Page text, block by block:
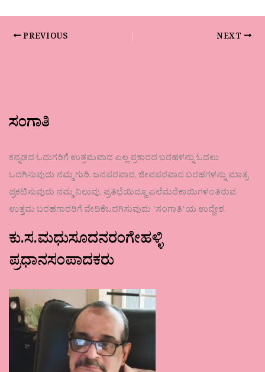
PREVIOUS NEXT
ಸಂಗಾತಿ
ಕನ್ನಡದ ಓದುಗರಿಗೆ ಉತ್ತಮವಾದ ಎಲ್ಲ ಪ್ರಕಾರದ ಬರಹಳನ್ನು ಓದಲು
ಒದಗಿಸುವುದು ನಮ್ಮ ಗುರಿ. ಜನಪರವಾದ, ಜೀವಪರವಾದ ಬರಹಗಳನ್ನು ಮಾತ್ರ
ಪ್ರಕಟಿಸುವುದು ನಮ್ಮ ನಿಲುವು. ಪ್ರತಿಭೆಯಿದ್ದೂ ಎಲೆಮರೆಕಾಯಿಗಳಂತಿರುವ
ಉತ್ತಮ ಬರಹಗಾರರಿಗೆ ವೇದಿಕೆಒದಗಿಸುವುದು ʼಸಂಗಾತಿʼಯ ಉದ್ದೇಶ.
ಕು.ಸ.ಮಧುಸೂದನರಂಗೇಹಳ್ಳಿ
ಪ್ರಧಾನಸಂಪಾದಕರು